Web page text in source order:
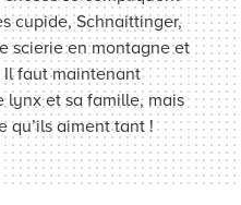
cupide, Schnaittinger,
scierie en montagne et
Il faut maintenant
lynx et sa famille, mais
qu’ils aiment tant !